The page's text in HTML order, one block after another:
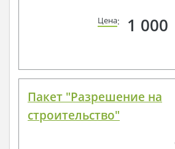
Цена: 1 000
Пакет "Разрешение на
строительство"